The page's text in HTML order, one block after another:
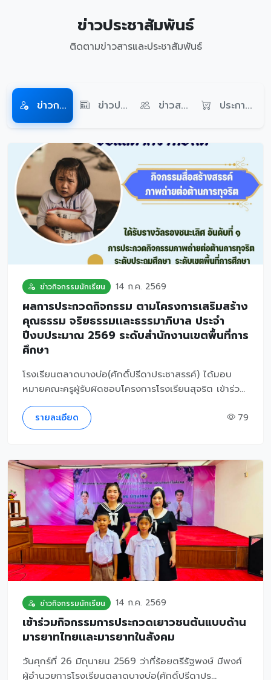
ข่าวประชาสัมพันธ์
ติดตามข่าวสารและประชาสัมพันธ์
ข่าวก... ข่าวป... ข่าวส... ประกา...
ข่าวกิจกรรมนักเรียน 14 ก.ค. 2569
ผลการประกวดกิจกรรม ตามโครงการเสริมสร้าง
คุณธรรม จริยธรรมเเละธรรมาภิบาล ประจำ
ปีงบประมาณ 2569 ระดับสำนักงานเขตพื้นที่การ
ศึกษา
โรงเรียนตลาดบางบ่อ(ศักดิ์ปรีดาประชาสรรค์) ได้มอบ
หมายคณะครูผู้รับผิดชอบโครงการโรงเรียนสุจริต เข้าร่ว...
รายละเอียด 79
ข่าวกิจกรรมนักเรียน 14 ก.ค. 2569
เข้าร่วมกิจกรรมการประกวดเยาวชนต้นแบบด้าน
มารยาทไทยเเละมารยาทในสังคม
วันศุกร์ที่ 26 มิถุนายน 2569 ว่าที่ร้อยตรีรัฐพงษ์ มีพงศ์
ผู้อำนวยการโรงเรียนตลาดบางบ่อ(ศักดิ์ปรีดาปร...